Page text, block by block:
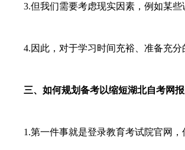
3.但我们需要考虑现实因素，例如某些
4.因此，对于学习时间充裕、准备充分
三、如何规划备考以缩短湖北自考网报
1.第一件事就是登录教育考试院官网，